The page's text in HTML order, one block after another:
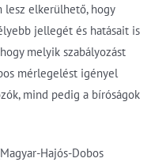
lesz elkerülhető, hogy
jellegét és hatásait is
melyik szabályozást
mérlegelést igényel
mind pedig a bíróságok
Hajós-Dobos